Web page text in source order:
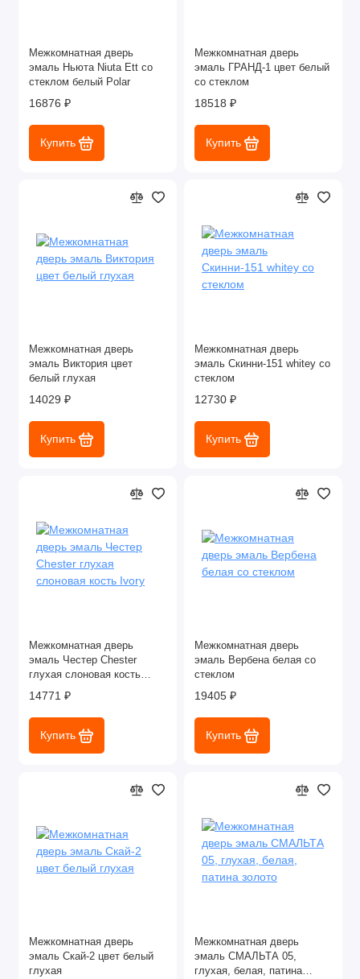
Межкомнатная дверь
эмаль Ньюта Niuta Ett со
стеклом белый Polar
16876 ₽
Купить
Межкомнатная дверь
эмаль ГРАНД-1 цвет белый
со стеклом
18518 ₽
Купить
Межкомнатная дверь
эмаль Виктория цвет
белый глухая
14029 ₽
Купить
Межкомнатная дверь
эмаль Скинни-151 whitey со
стеклом
12730 ₽
Купить
Межкомнатная дверь
эмаль Честер Chester
глухая слоновая кость
Ivory
14771 ₽
Купить
Межкомнатная дверь
эмаль Вербена белая со
стеклом
19405 ₽
Купить
Межкомнатная дверь
эмаль Скай-2 цвет белый
глухая
Межкомнатная дверь
эмаль СМАЛЬТА 05,
глухая, белая, патина